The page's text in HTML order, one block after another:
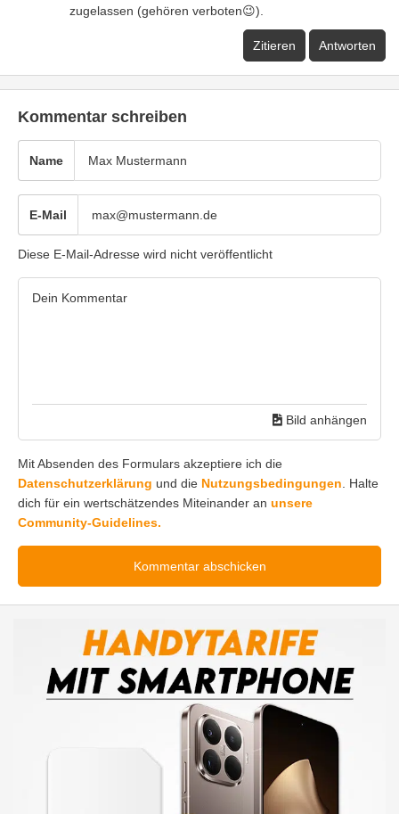
zugelassen (gehören verboten😉).
Zitieren Antworten
Kommentar schreiben
Name
E-Mail
Diese E-Mail-Adresse wird nicht veröffentlicht
Bild anhängen
Mit Absenden des Formulars akzeptiere ich die
Datenschutzerklärung und die Nutzungsbedingungen. Halte
dich für ein wertschätzendes Miteinander an unsere
Community-Guidelines.